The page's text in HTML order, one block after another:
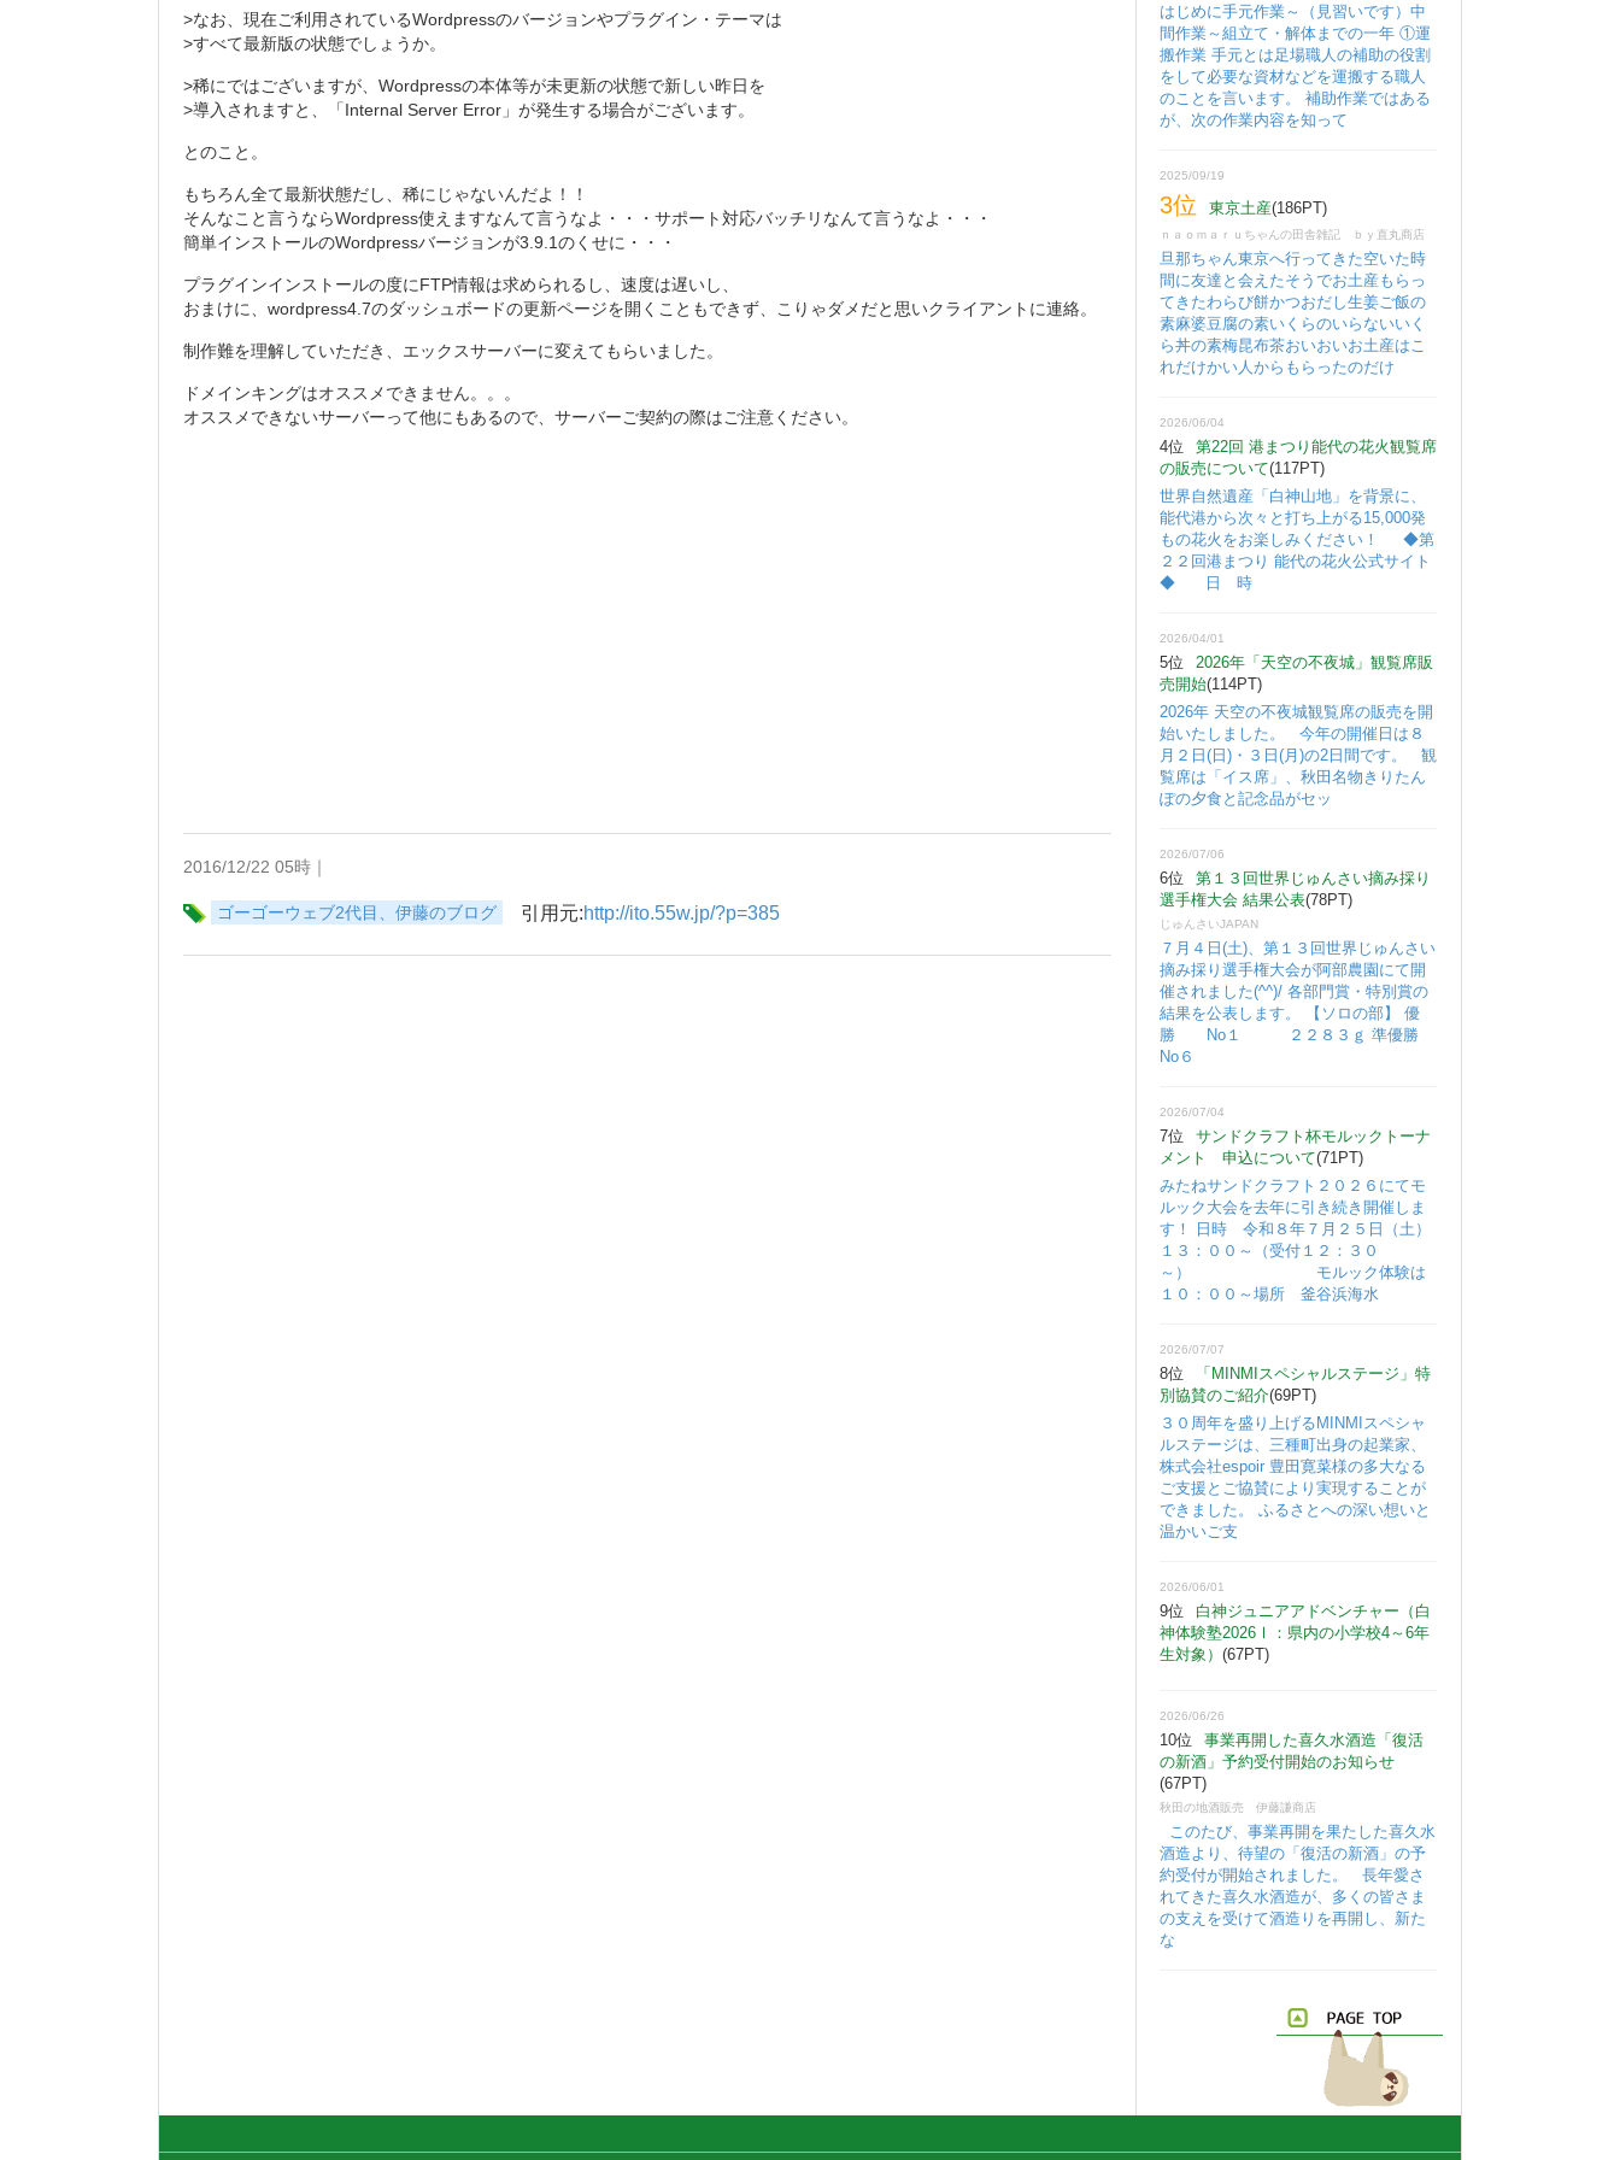
>なお、現在ご利用されているWordpressのバージョンやプラグイン・テーマは
>すべて最新版の状態でしょうか。
>稀にではございますが、Wordpressの本体等が未更新の状態で新しい昨日を
>導入されますと、「Internal Server Error」が発生する場合がございます。
とのこと。
もちろん全て最新状態だし、稀にじゃないんだよ！！
そんなこと言うならWordpress使えますなんて言うなよ・・・サポート対応バッチリなんて言うなよ・・・
簡単インストールのWordpressバージョンが3.9.1のくせに・・・
プラグインインストールの度にFTP情報は求められるし、速度は遅いし、
おまけに、wordpress4.7のダッシュボードの更新ページを開くこともできず、こりゃダメだと思いクライアントに連絡。
制作難を理解していただき、エックスサーバーに変えてもらいました。
ドメインキングはオススメできません。。。
オススメできないサーバーって他にもあるので、サーバーご契約の際はご注意ください。
2016/12/22 05時｜
ゴーゴーウェブ2代目、伊藤のブログ 引用元:http://ito.55w.jp/?p=385
はじめに手元作業～（見習いです）中
間作業～組立て・解体までの一年 ①運
搬作業 手元とは足場職人の補助の役割
をして必要な資材などを運搬する職人
のことを言います。 補助作業ではある
が、次の作業内容を知って
2025/09/19
3位 東京土産(186PT)
ｎａｏｍａｒｕちゃんの田舎雑記 ｂｙ直丸商店
旦那ちゃん東京へ行ってきた空いた時
間に友達と会えたそうでお土産もらっ
てきたわらび餅かつおだし生姜ご飯の
素麻婆豆腐の素いくらのいらないいく
ら丼の素梅昆布茶おいおいお土産はこ
れだけかい人からもらったのだけ
2026/06/04
4位
第22回 港まつり能代の花火観覧席
の販売について(117PT)
世界自然遺産「白神山地」を背景に、
能代港から次々と打ち上がる15,000発
もの花火をお楽しみください！ ◆第
２２回港まつり 能代の花火公式サイト
◆ 日 時
2026/04/01
5位
2026年「天空の不夜城」観覧席販
売開始(114PT)
2026年 天空の不夜城観覧席の販売を開
始いたしました。 今年の開催日は８
月２日(日)・３日(月)の2日間です。 観
覧席は「イス席」、秋田名物きりたん
ぽの夕食と記念品がセッ
2026/07/06
6位
第１３回世界じゅんさい摘み採り
選手権大会 結果公表(78PT)
じゅんさいJAPAN
７月４日(土)、第１３回世界じゅんさい
摘み採り選手権大会が阿部農園にて開
催されました(^^)/ 各部門賞・特別賞の
結果を公表します。 【ソロの部】 優
勝 No１ ２２８３ｇ 準優勝
No６
2026/07/04
7位
サンドクラフト杯モルックトーナ
メント 申込について(71PT)
みたねサンドクラフト２０２６にてモ
ルック大会を去年に引き続き開催しま
す！ 日時 令和８年７月２５日（土）
１３：００～（受付１２：３０
～） モルック体験は
１０：００～場所 釜谷浜海水
2026/07/07
8位
「MINMIスペシャルステージ」特
別協賛のご紹介(69PT)
３０周年を盛り上げるMINMIスペシャ
ルステージは、三種町出身の起業家、
株式会社espoir 豊田寛菜様の多大なる
ご支援とご協賛により実現することが
できました。 ふるさとへの深い想いと
温かいご支
2026/06/01
9位
白神ジュニアアドベンチャー（白
神体験塾2026Ⅰ：県内の小学校4～6年
生対象） (67PT)
2026/06/26
10位
事業再開した喜久水酒造「復活
の新酒」予約受付開始のお知らせ
(67PT)
秋田の地酒販売 伊藤謙商店
このたび、事業再開を果たした喜久水
酒造より、待望の「復活の新酒」の予
約受付が開始されました。 長年愛さ
れてきた喜久水酒造が、多くの皆さま
の支えを受けて酒造りを再開し、新た
な